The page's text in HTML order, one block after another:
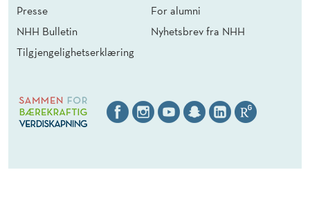
Presse
NHH Bulletin
Tilgjengelighetserklæring
For alumni
Nyhetsbrev fra NHH